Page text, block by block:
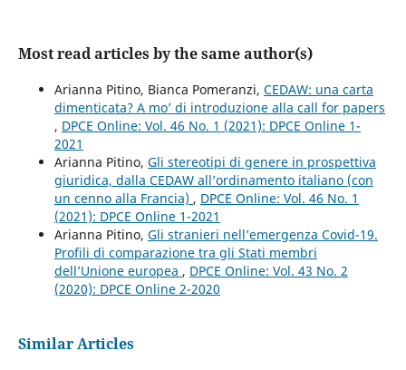
Most read articles by the same author(s)
Arianna Pitino, Bianca Pomeranzi, CEDAW: una carta
dimenticata? A mo’ di introduzione alla call for papers
, DPCE Online: Vol. 46 No. 1 (2021): DPCE Online 1-
2021
Arianna Pitino, Gli stereotipi di genere in prospettiva
giuridica, dalla CEDAW all’ordinamento italiano (con
un cenno alla Francia) , DPCE Online: Vol. 46 No. 1
(2021): DPCE Online 1-2021
Arianna Pitino, Gli stranieri nell’emergenza Covid-19.
Profili di comparazione tra gli Stati membri
dell’Unione europea , DPCE Online: Vol. 43 No. 2
(2020): DPCE Online 2-2020
Similar Articles